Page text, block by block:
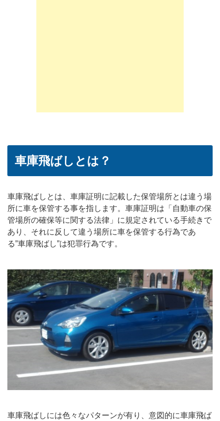
車庫飛ばしとは？
車庫飛ばしとは、車庫証明に記載した保管場所とは違う場
所に車を保管する事を指します。車庫証明は「自動車の保
管場所の確保等に関する法律」に規定されている手続きで
あり、それに反して違う場所に車を保管する行為であ
る”車庫飛ばし”は犯罪行為です。
車庫飛ばしには色々なパターンが有り、意図的に車庫飛ば